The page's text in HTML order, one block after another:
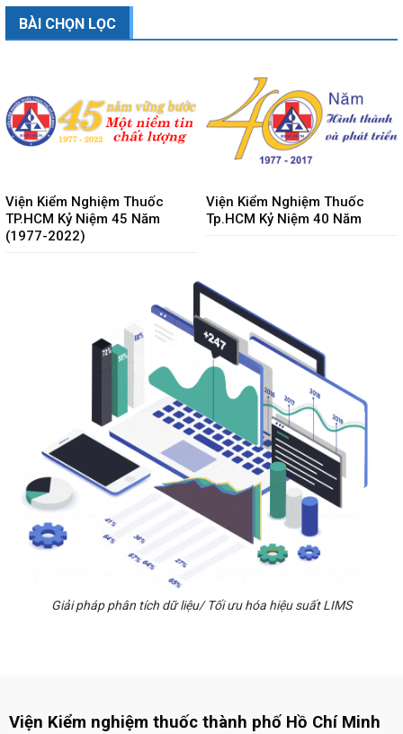
BÀI CHỌN LỌC
Viện Kiểm Nghiệm Thuốc
TP.HCM Kỷ Niệm 45 Năm
(1977-2022)
Viện Kiểm Nghiệm Thuốc
Tp.HCM Kỷ Niệm 40 Năm
Giải pháp phân tích dữ liệu/ Tối ưu hóa hiệu suất LIMS
Viện Kiểm nghiệm thuốc thành phố Hồ Chí Minh